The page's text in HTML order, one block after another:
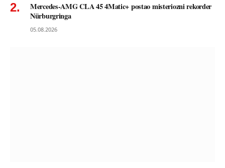
Mercedes-AMG CLA 45 4Matic+ postao misteriozni rekorder
Nürburgringa
05.08.2026